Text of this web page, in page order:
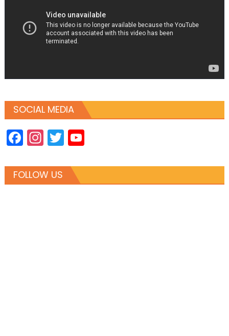
SOCIAL MEDIA
Facebook
Instagram
TwitterYouTube
FOLLOW US